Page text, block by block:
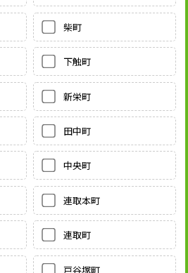
柴町
下触町
新栄町
田中町
中央町
連取本町
連取町
戸谷塚町